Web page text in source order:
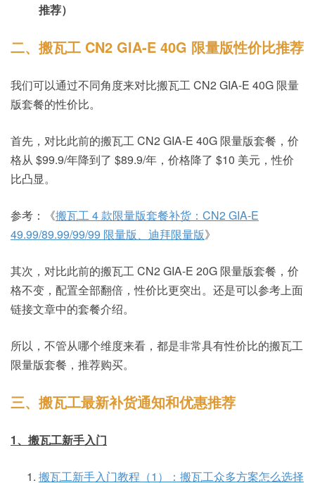
推荐）
二、搬瓦工 CN2 GIA-E 40G 限量版性价比推荐
我们可以通过不同角度来对比搬瓦工 CN2 GIA-E 40G 限量
版套餐的性价比。
首先，对比此前的搬瓦工 CN2 GIA-E 40G 限量版套餐，价
格从 $99.9/年降到了 $89.9/年，价格降了 $10 美元，性价
比凸显。
参考：《搬瓦工 4 款限量版套餐补货：CN2 GIA-E
49.99/89.99/99/99 限量版、迪拜限量版》
其次，对比此前的搬瓦工 CN2 GIA-E 20G 限量版套餐，价
格不变，配置全部翻倍，性价比更突出。还是可以参考上面
链接文章中的套餐介绍。
所以，不管从哪个维度来看，都是非常具有性价比的搬瓦工
限量版套餐，推荐购买。
三、搬瓦工最新补货通知和优惠推荐
1、搬瓦工新手入门
搬瓦工新手入门教程（1）：搬瓦工众多方案怎么选择